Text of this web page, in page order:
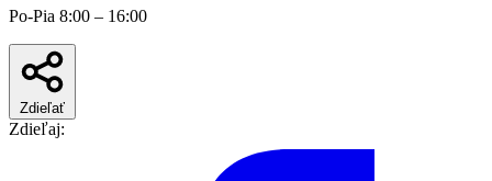
Po-Pia 8:00 – 16:00
Zdieľať
Zdieľaj: